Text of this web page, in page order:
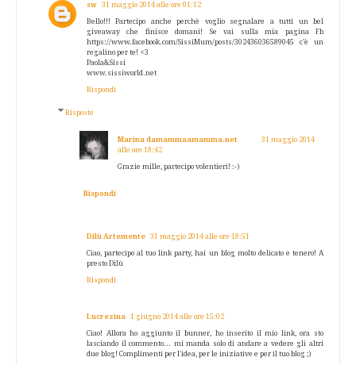
sw 31 maggio 2014 alle ore 01:12
Bello!!! Partecipo anche perchè voglio segnalare a tutti un bel
giveaway che finisce domani! Se vai sulla mia pagina Fb
https://www.facebook.com/SissiMum/posts/302436036589045 c'è un
regalino per te! <3
Paola&Sissi
www.sissiworld.net
Rispondi
Risposte
Marina damammaamamma.net
31 maggio 2014
alle ore 18:42
Grazie mille, partecipo volentieri! :-)
Rispondi
Dilù Artemente 31 maggio 2014 alle ore 18:51
Ciao, partecipo al tuo link party, hai un blog molto delicato e tenero! A
presto Dilù
Rispondi
Lucrezina 1 giugno 2014 alle ore 15:02
Ciao! Allora ho aggiunto il bunner, ho inserito il mio link, ora sto
lasciando il commento... mi manda solo di andare a vedere gli altri
due blog! Complimenti per l'idea, per le iniziative e per il tuo blog ;)